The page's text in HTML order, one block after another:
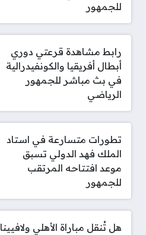
للجمهور
رابط مشاهدة قرعتي دوري
أبطال أفريقيا والكونفيدرالية
في بث مباشر للجمهور
الرياضي
تطورات متسارعة في استاد
الملك فهد الدولي تسبق
موعد افتتاحه المرتقب
للجمهور
هل تُنقل مباراة الأهلي ولافيينا